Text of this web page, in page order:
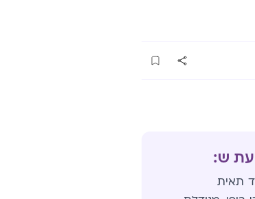
ש:
תאית